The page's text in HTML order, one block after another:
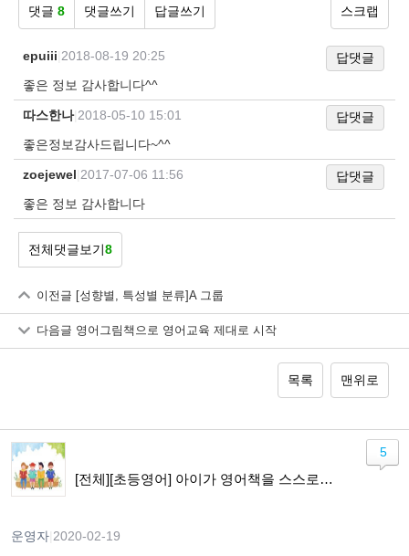
댓글 8 댓글쓰기 답글쓰기 스크랩
epuiii 2018-08-19 20:25
답댓글
좋은 정보 감사합니다^^
따스한나| 2018-05-10 15:01
답댓글
좋은정보감사드립니다~^^
zoejewel 2017-07-06 11:56
답댓글
좋은 정보 감사합니다
전체댓글보기8
이전글 [성향별, 특성별 분류]A 그룹
다음글 영어그림책으로 영어교육 제대로 시작
목록 맨위로
[전체][초등영어] 아이가 영어책을 스스로 읽기까지
운영자 2020-02-19
5